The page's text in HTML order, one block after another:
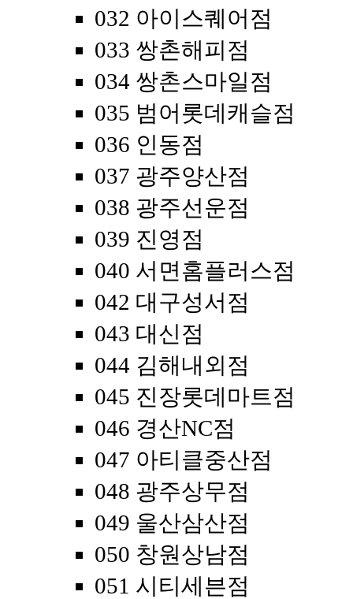
032 아이스퀘어점
033 쌍촌해피점
034 쌍촌스마일점
035 범어롯데캐슬점
036 인동점
037 광주양산점
038 광주선운점
039 진영점
040 서면홈플러스점
042 대구성서점
043 대신점
044 김해내외점
045 진장롯데마트점
046 경산NC점
047 아티클중산점
048 광주상무점
049 울산삼산점
050 창원상남점
051 시티세븐점